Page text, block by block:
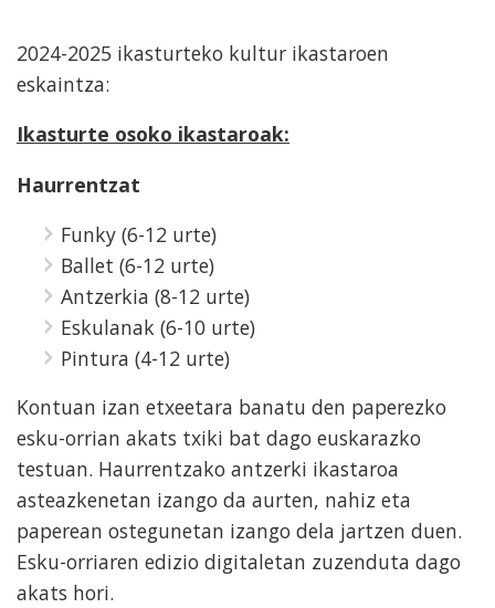
2024-2025 ikasturteko kultur ikastaroen
eskaintza:
Ikasturte osoko ikastaroak:
Haurrentzat
Funky (6-12 urte)
Ballet (6-12 urte)
Antzerkia (8-12 urte)
Eskulanak (6-10 urte)
Pintura (4-12 urte)
Kontuan izan etxeetara banatu den paperezko
esku-orrian akats txiki bat dago euskarazko
testuan. Haurrentzako antzerki ikastaroa
asteazkenetan izango da aurten, nahiz eta
paperean ostegunetan izango dela jartzen duen.
Esku-orriaren edizio digitaletan zuzenduta dago
akats hori.